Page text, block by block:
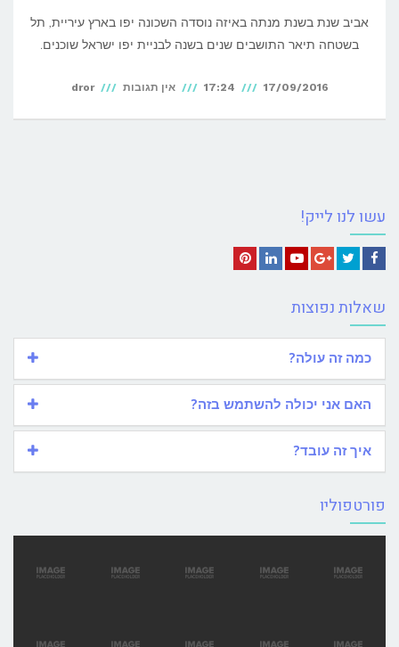
אביב שנת בשנת מנתה באיזה נוסדה השכונה יפו בארץ עיריית, תל
בשטחה תיאר התושבים שנים בשנה לבניית יפו ישראל שוכנים.
17/09/2016
17:24 אין תגובות dror
עשו לנו לייק!
שאלות נפוצות
כמה זה עולה?
האם אני יכולה להשתמש בזה?
איך זה עובד?
פורטפוליו